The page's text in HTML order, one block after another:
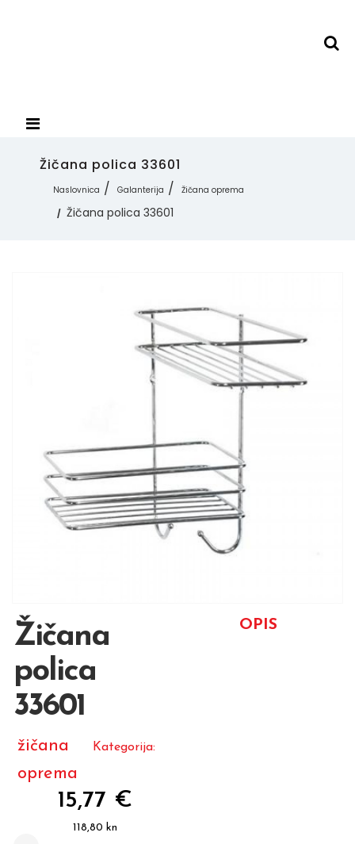
Žičana polica 33601
Naslovnica Galanterija Žičana oprema
Žičana polica 33601
Žičana
polica
33601
Kategorija:
žičana
oprema
15,77 €
118,80 kn
OPIS